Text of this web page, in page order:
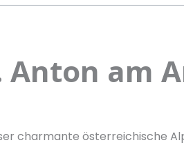
Anton am
charmante österreichische